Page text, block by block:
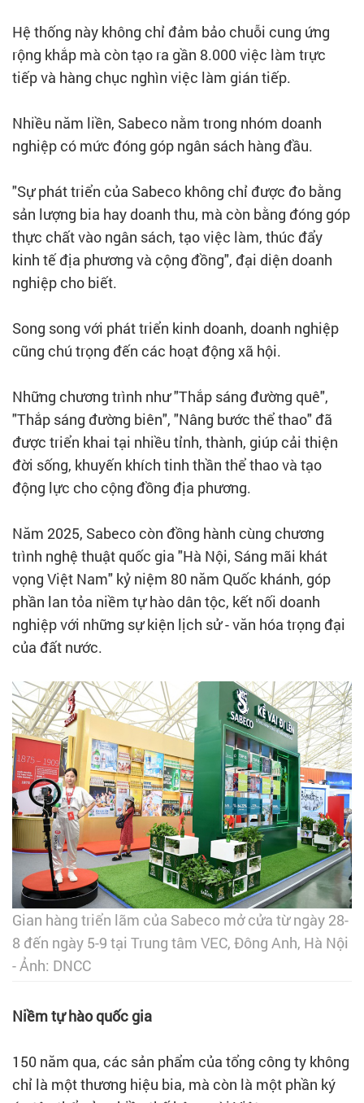
Hệ thống này không chỉ đảm bảo chuỗi cung ứng
rộng khắp mà còn tạo ra gần 8.000 việc làm trực
tiếp và hàng chục nghìn việc làm gián tiếp.
Nhiều năm liền, Sabeco nằm trong nhóm doanh
nghiệp có mức đóng góp ngân sách hàng đầu.
"Sự phát triển của Sabeco không chỉ được đo bằng
sản lượng bia hay doanh thu, mà còn bằng đóng góp
thực chất vào ngân sách, tạo việc làm, thúc đẩy
kinh tế địa phương và cộng đồng", đại diện doanh
nghiệp cho biết.
Song song với phát triển kinh doanh, doanh nghiệp
cũng chú trọng đến các hoạt động xã hội.
Những chương trình như "Thắp sáng đường quê",
"Thắp sáng đường biên", "Nâng bước thể thao" đã
được triển khai tại nhiều tỉnh, thành, giúp cải thiện
đời sống, khuyến khích tinh thần thể thao và tạo
động lực cho cộng đồng địa phương.
Năm 2025, Sabeco còn đồng hành cùng chương
trình nghệ thuật quốc gia "Hà Nội, Sáng mãi khát
vọng Việt Nam" kỷ niệm 80 năm Quốc khánh, góp
phần lan tỏa niềm tự hào dân tộc, kết nối doanh
nghiệp với những sự kiện lịch sử - văn hóa trọng đại
của đất nước.
Gian hàng triển lãm của Sabeco mở cửa từ ngày 28-
8 đến ngày 5-9 tại Trung tâm VEC, Đông Anh, Hà Nội
- Ảnh: DNCC
Niềm tự hào quốc gia
150 năm qua, các sản phẩm của tổng công ty không
chỉ là một thương hiệu bia, mà còn là một phần ký